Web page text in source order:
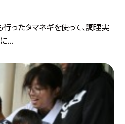
ったタマネギを使って、調理実
...